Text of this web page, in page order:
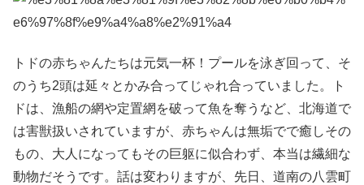
トドの赤ちゃんたちは元気一杯！プールを泳ぎ回って、そ
のうち2頭は延々とかみ合ってじゃれ合っていました。ト
ドは、漁船の網や定置網を破って魚を奪うなど、北海道で
は害獣扱いされていますが、赤ちゃんは無垢でで癒しその
もの、大人になってもその巨躯に似合わず、本当は繊細な
動物だそうです。話は変わりますが、先日、道南の八雲町